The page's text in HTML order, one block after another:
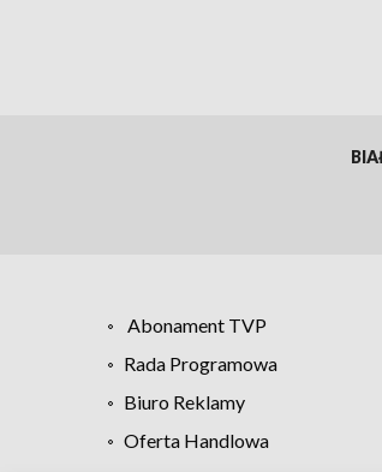
Abonament TVP
Rada Programowa
Biuro Reklamy
Oferta Handlowa